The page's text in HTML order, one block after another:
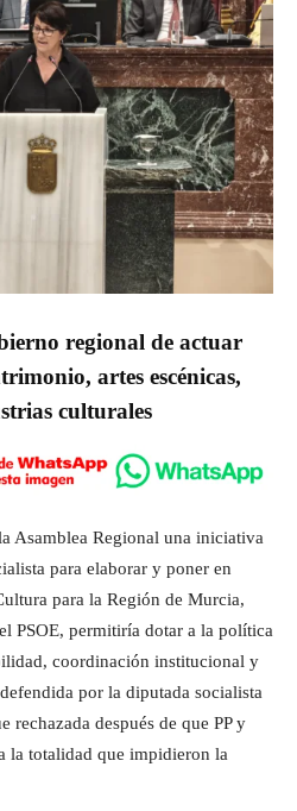
regional de actuar
artes escénicas,
culturales
Asamblea Regional una iniciativa
para elaborar y poner en
para la Región de Murcia,
PSOE, permitiría dotar a la política
coordinación institucional y
por la diputada socialista
rechazada después de que PP y
la totalidad que impidieron la